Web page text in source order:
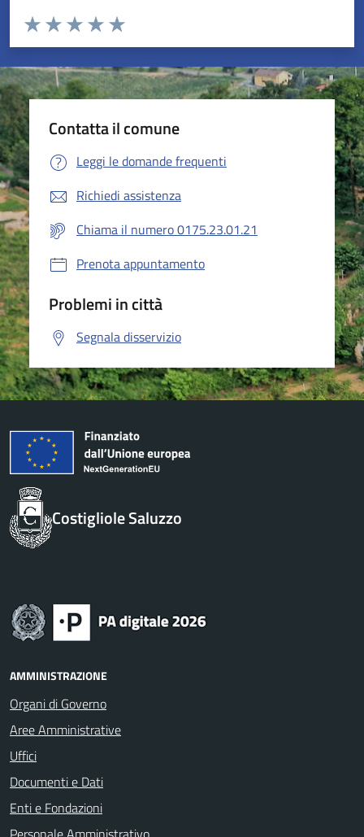
Valuta da 1 a 5 stelle la pagina
Valuta 5 stelle su 5
Valuta 4 stelle su 5
Valuta 3 stelle su 5
Valuta 2 stelle su 5
Valuta 1 stelle su 5
Contatta il comune
Leggi le domande frequenti
Richiedi assistenza
Chiama il numero 0175.23.01.21
Prenota appuntamento
Problemi in città
Segnala disservizio
Costigliole Saluzzo
AMMINISTRAZIONE
Organi di Governo
Aree Amministrative
Uffici
Documenti e Dati
Enti e Fondazioni